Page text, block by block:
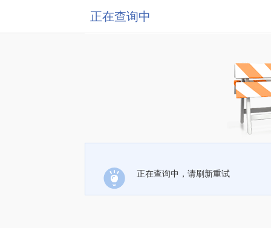
正在查询中
正在查询中，请刷新重试